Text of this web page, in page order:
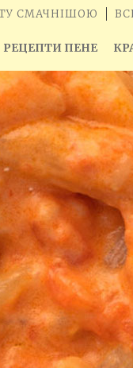
СМАЧНІШОЮ
РЕЦЕПТИ ПЕНЕ